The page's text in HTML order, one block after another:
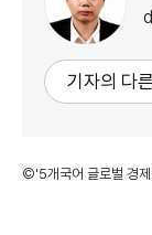
기자의 다
©'5개국어 글로벌 경제